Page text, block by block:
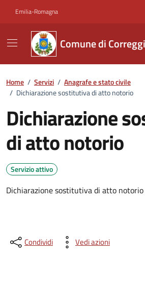
Emilia-Romagna
Comune di
Home / Servizi / Anagrafe e stato civile
/ Dichiarazione sostitutiva di atto notorio
Dichiarazione
di atto notorio
Servizio attivo
Dichiarazione sostitutiva di atto notorio
Condividi Vedi azioni